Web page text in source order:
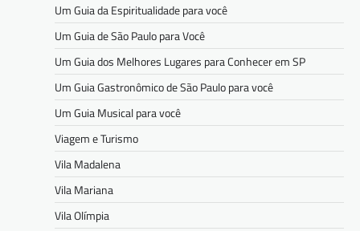
Um Guia da Espiritualidade para você
Um Guia de São Paulo para Você
Um Guia dos Melhores Lugares para Conhecer em SP
Um Guia Gastronômico de São Paulo para você
Um Guia Musical para você
Viagem e Turismo
Vila Madalena
Vila Mariana
Vila Olímpia